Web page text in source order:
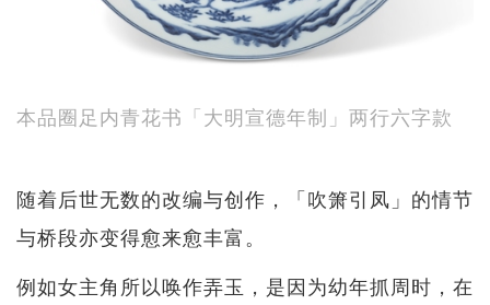
本品圈足内青花书「大明宣德年制」两行六字款
随着后世无数的改编与创作，「吹箫引凤」的情节
与桥段亦变得愈来愈丰富。
例如女主角所以唤作弄玉，是因为幼年抓周时，在